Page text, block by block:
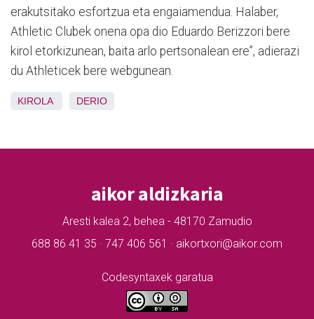
erakutsitako esfortzua eta engaiamendua. Halaber,
Athletic Clubek onena opa dio Eduardo Berizzori bere
kirol etorkizunean, baita arlo pertsonalean ere”, adierazi
du Athleticek bere webgunean.
KIROLA DERIO
aikor aldizkaria
Aresti kalea 2, behea - 48170 Zamudio
688 86 41 35 · 747 406 561 · aikortxori@aikor.com
Codesyntaxek garatua